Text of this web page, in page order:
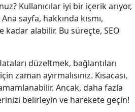
Kullanıcılar iyi bir içerik arıyor,
sayfa, hakkında kısmı,
alabilir. Bu süreçte, SEO
düzeltmek, bağlantıları
ayırmalısınız. Kısacası,
Ancak, daha fazla
belirleyin ve harekete geçin!